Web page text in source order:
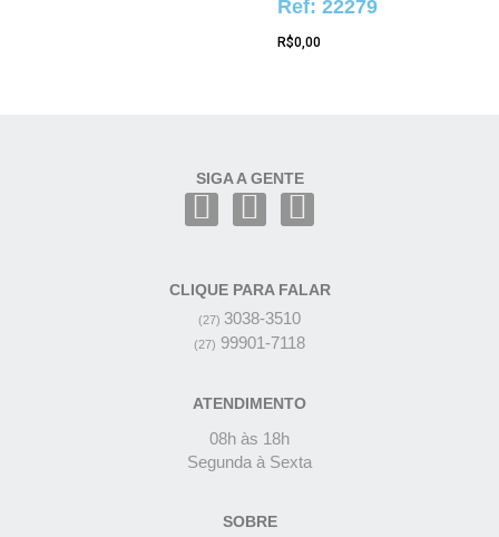
Ref: 22279
R$0,00
SIGA A GENTE
CLIQUE PARA FALAR
(27) 3038-3510
(27) 99901-7118
ATENDIMENTO
08h às 18h
Segunda à Sexta
SOBRE